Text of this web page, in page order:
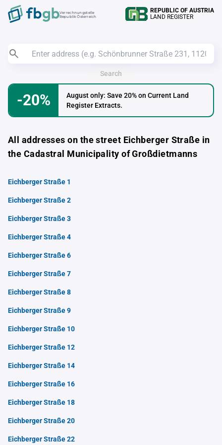
Verrechnungstelle
Republik Österreich
REPUBLIC OF AUSTRIA
LAND REGISTER
Search
-20%
August only: Save 20% on Current Land
Register Extracts.
All addresses on the street Eichberger Straße in
the Cadastral Municipality of Großdietmanns
Eichberger Straße 1
Eichberger Straße 2
Eichberger Straße 3
Eichberger Straße 4
Eichberger Straße 6
Eichberger Straße 7
Eichberger Straße 8
Eichberger Straße 9
Eichberger Straße 10
Eichberger Straße 12
Eichberger Straße 14
Eichberger Straße 16
Eichberger Straße 18
Eichberger Straße 20
Eichberger Straße 22